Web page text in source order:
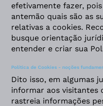
efetivamente fazer,
antemão quais são as
relativas a cookies.
busque orientação
entender e criar sua
Política de Cookies - noções
Dito isso, em algumas
informar aos visitantes
rastreia informações